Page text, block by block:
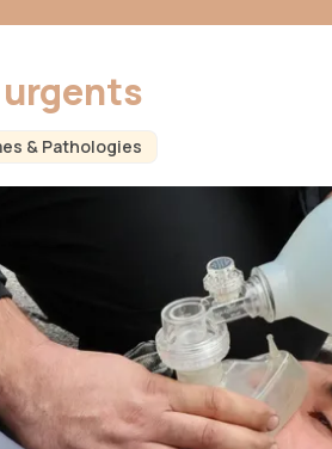
& Pathologies